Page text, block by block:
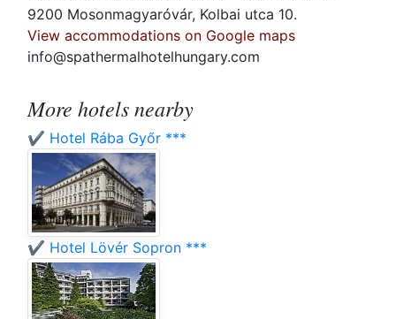
9200 Mosonmagyaróvár, Kolbai utca 10.
View accommodations on Google maps
info@spathermalhotelhungary.com
More hotels nearby
✔️ Hotel Rába Győr ***
✔️ Hotel Lövér Sopron ***